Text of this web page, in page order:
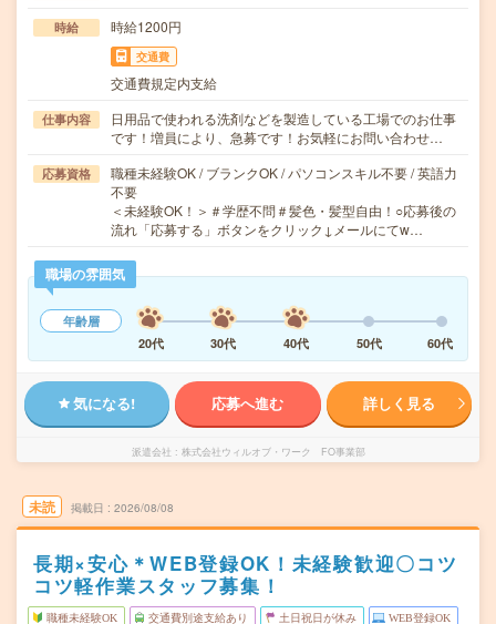
時給 時給1200円
交通費
交通費規定内支給
仕事内容
日用品で使われる洗剤などを製造している工場でのお仕事
です！増員により、急募です！お気軽にお問い合わせ…
応募資格
職種未経験OK / ブランクOK / パソコンスキル不要 / 英語力
不要
＜未経験OK！＞＃学歴不問＃髪色・髪型自由！○応募後の
流れ「応募する」ボタンをクリック↓メールにてw…
職場の雰囲気
年齢層
20代
30代 40代 50代 60代
気になる! 応募へ進む 詳しく見る
派遣会社 株式会社ウィルオブ・ワーク FO事業部
未読 掲載日 2026/08/08
長期×安心＊WEB登録OK！未経験歓迎〇コツ
コツ軽作業スタッフ募集！
職種未経験OK 交通費別途支給あり 土日祝日が休み WEB登録OK